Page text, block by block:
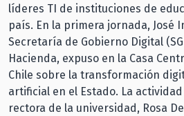
líderes TI de instituciones de
país. En la primera jornada, José
Secretaría de Gobierno Digital
Hacienda, expuso en la Casa
Chile sobre la transformación
artificial en el Estado. La
rectora de la universidad, Rosa